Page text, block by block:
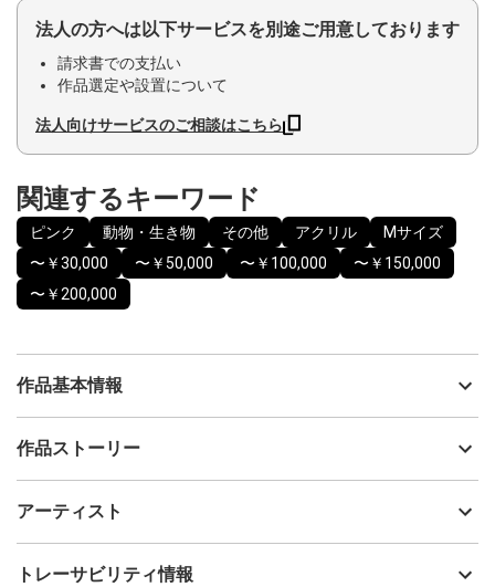
法人の方へは以下サービスを別途ご用意しております
請求書での支払い
作品選定や設置について
法人向けサービスのご相談はこちら
関連するキーワード
ピンク 動物・生き物 その他 アクリル
Mサイズ
〜￥30,000
〜￥50,000 〜￥100,000
〜￥150,000
〜￥200,000
作品基本情報
出品者
制作年
技法
アクリル
作品ストーリー
するとそれにつられて川の中にいた小さな魚たちは、ソプラノで
アーティスト
大橋マミ子
トレーサビリティ情報